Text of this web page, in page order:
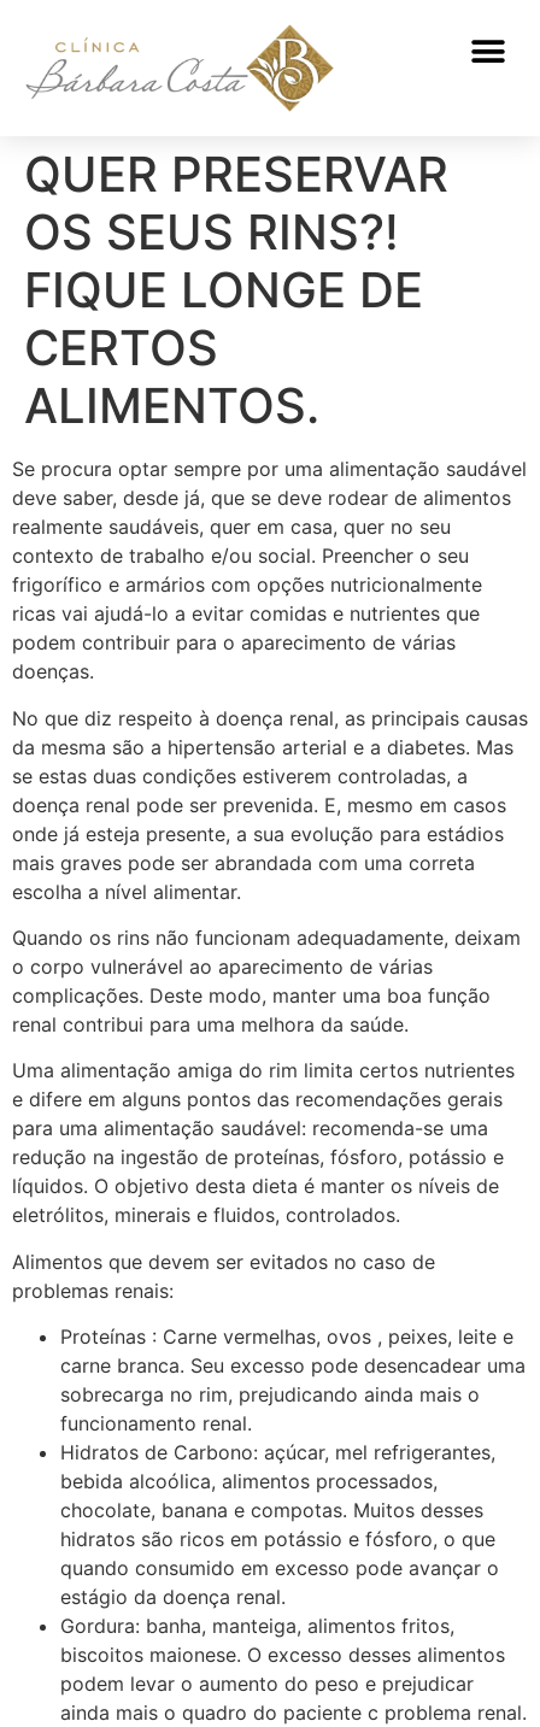
QUER PRESERVAR
OS SEUS RINS?!
FIQUE LONGE DE
CERTOS
ALIMENTOS.
Se procura optar sempre por uma alimentação saudável
deve saber, desde já, que se deve rodear de alimentos
realmente saudáveis, quer em casa, quer no seu
contexto de trabalho e/ou social. Preencher o seu
frigorífico e armários com opções nutricionalmente
ricas vai ajudá-lo a evitar comidas e nutrientes que
podem contribuir para o aparecimento de várias
doenças.
No que diz respeito à doença renal, as principais causas
da mesma são a hipertensão arterial e a diabetes. Mas
se estas duas condições estiverem controladas, a
doença renal pode ser prevenida. E, mesmo em casos
onde já esteja presente, a sua evolução para estádios
mais graves pode ser abrandada com uma correta
escolha a nível alimentar.
Quando os rins não funcionam adequadamente, deixam
o corpo vulnerável ao aparecimento de várias
complicações. Deste modo, manter uma boa função
renal contribui para uma melhora da saúde.
Uma alimentação amiga do rim limita certos nutrientes
e difere em alguns pontos das recomendações gerais
para uma alimentação saudável: recomenda-se uma
redução na ingestão de proteínas, fósforo, potássio e
líquidos. O objetivo desta dieta é manter os níveis de
eletrólitos, minerais e fluidos, controlados.
Alimentos que devem ser evitados no caso de
problemas renais:
Proteínas : Carne vermelhas, ovos , peixes, leite e
carne branca. Seu excesso pode desencadear uma
sobrecarga no rim, prejudicando ainda mais o
funcionamento renal.
Hidratos de Carbono: açúcar, mel refrigerantes,
bebida alcoólica, alimentos processados,
chocolate, banana e compotas. Muitos desses
hidratos são ricos em potássio e fósforo, o que
quando consumido em excesso pode avançar o
estágio da doença renal.
Gordura: banha, manteiga, alimentos fritos,
biscoitos maionese. O excesso desses alimentos
podem levar o aumento do peso e prejudicar
ainda mais o quadro do paciente c problema renal.